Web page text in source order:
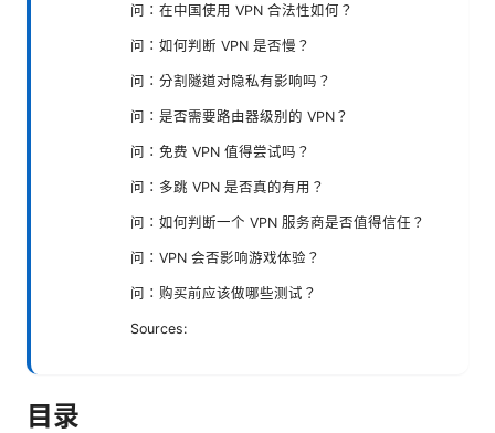
问：在中国使用 VPN 合法性如何？
问：如何判断 VPN 是否慢？
问：分割隧道对隐私有影响吗？
问：是否需要路由器级别的 VPN？
问：免费 VPN 值得尝试吗？
问：多跳 VPN 是否真的有用？
问：如何判断一个 VPN 服务商是否值得信任？
问：VPN 会否影响游戏体验？
问：购买前应该做哪些测试？
Sources:
目录